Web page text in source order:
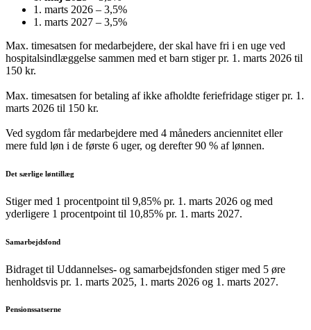
1. marts 2026 – 3,5%
1. marts 2027 – 3,5%
Max. timesatsen for medarbejdere, der skal have fri i en uge ved
hospitalsindlæggelse sammen med et barn stiger pr. 1. marts 2026 til
150 kr.
Max. timesatsen for betaling af ikke afholdte feriefridage stiger pr. 1.
marts 2026 til 150 kr.
Ved sygdom får medarbejdere med 4 måneders anciennitet eller
mere fuld løn i de første 6 uger, og derefter 90 % af lønnen.
Det særlige løntillæg
Stiger med 1 procentpoint til 9,85% pr. 1. marts 2026 og med
yderligere 1 procentpoint til 10,85% pr. 1. marts 2027.
Samarbejdsfond
Bidraget til Uddannelses- og samarbejdsfonden stiger med 5 øre
henholdsvis pr. 1. marts 2025, 1. marts 2026 og 1. marts 2027.
Pensionssatserne